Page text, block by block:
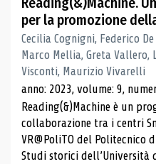
per la promozione
Cecilia Cognigni, Federico
Marco Mellia, Greta Vallero,
Visconti, Maurizio Vivarelli
anno: 2023, volume: 9,
Reading(&)Machine è un
collaborazione tra i centri
VR@PoliTO del Politecnico
Studi storici dell’Università